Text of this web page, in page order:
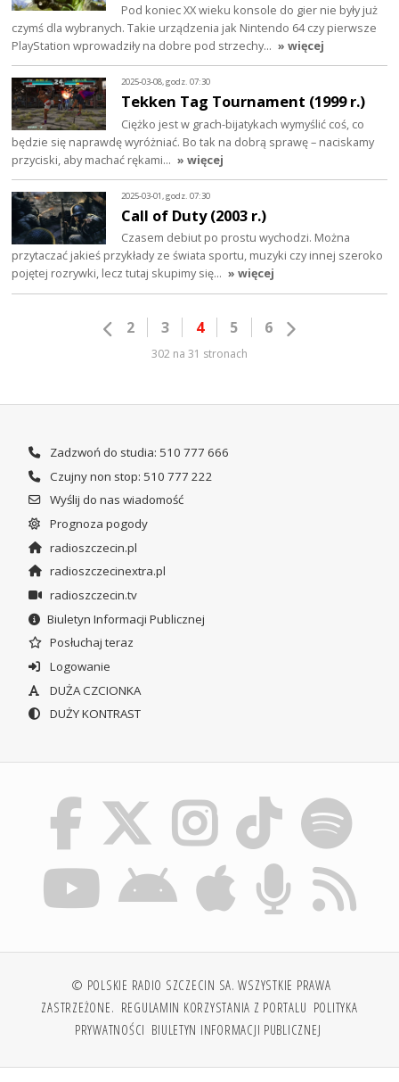
Pod koniec XX wieku konsole do gier nie były już
czymś dla wybranych. Takie urządzenia jak Nintendo 64 czy pierwsze
PlayStation wprowadziły na dobre pod strzechy… » więcej
2025-03-08, godz. 07:30
Tekken Tag Tournament (1999 r.)
Ciężko jest w grach-bijatykach wymyślić coś, co
będzie się naprawdę wyróżniać. Bo tak na dobrą sprawę – naciskamy
przyciski, aby machać rękami… » więcej
2025-03-01, godz. 07:30
Call of Duty (2003 r.)
Czasem debiut po prostu wychodzi. Można
przytaczać jakieś przykłady ze świata sportu, muzyki czy innej szeroko
pojętej rozrywki, lecz tutaj skupimy się… » więcej
2 3 4 5 6
302 na 31 stronach
Zadzwoń do studia: 510 777 666
Czujny non stop: 510 777 222
Wyślij do nas wiadomość
Prognoza pogody
radioszczecin.pl
radioszczecinextra.pl
radioszczecin.tv
Biuletyn Informacji Publicznej
Posłuchaj teraz
Logowanie
DUŻA CZCIONKA
DUŻY KONTRAST
© POLSKIE RADIO SZCZECIN SA. WSZYSTKIE PRAWA
ZASTRZEŻONE. REGULAMIN KORZYSTANIA Z PORTALU POLITYKA
PRYWATNOŚCI BIULETYN INFORMACJI PUBLICZNEJ